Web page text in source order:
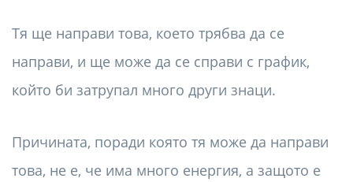
Тя ще направи това, което трябва да се
направи, и ще може да се справи с график,
който би затрупал много други знаци.
Причината, поради която тя може да направи
това, не е, че има много енергия, а защото е